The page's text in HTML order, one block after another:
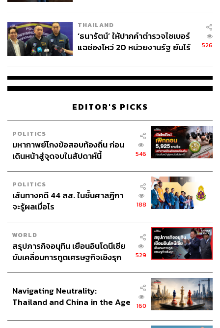
THAILAND
‘ธนารัตน์’ ให้ปากคำตำรวจไซเบอร์
แฉช่องโหว่ 20 หน่วยงานรัฐ ยันไร้
526
EDITOR'S PICKS
POLITICS
มหากาพย์โกงข้อสอบท้องถิ่น ก่อน
เดินหน้าสู่จุดจบในสัปดาห์นี้
546
POLITICS
เส้นทางคดี 44 สส. ในชั้นศาลฎีกา
จะรู้ผลเมื่อไร
188
WORLD
สรุปภารกิจอนุทิน เยือนอินโดนีเซีย
ขับเคลื่อนการทูตเศรษฐกิจเชิงรุก
529
Navigating Neutrality:
Thailand and China in the Age
160